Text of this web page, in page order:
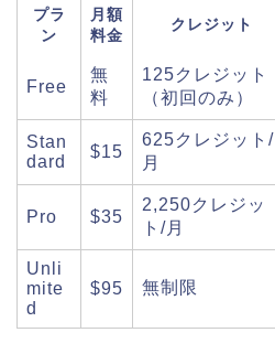
プラ
ン
月額
料金
クレジット
Free
無
料
125クレジット
（初回のみ）
Stan
dard
$15
625クレジット/
月
Pro $35
2,250クレジッ
ト/月
Unli
mite
d
$95 無制限